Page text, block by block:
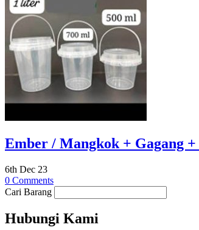
Ember / Mangkok + Gagang
6th Dec 23
0 Comments
Cari Barang
Hubungi Kami